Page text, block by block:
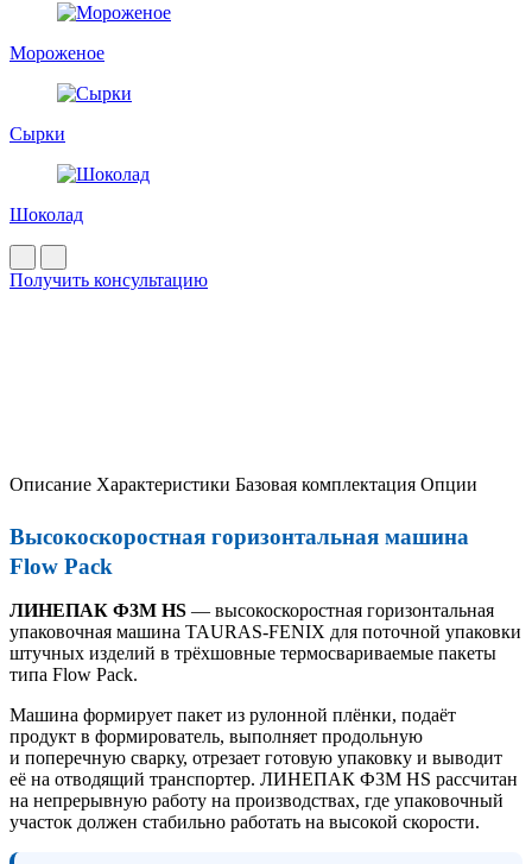
Мороженое
Сырки
Шоколад
Получить консультацию
Описание Характеристики Базовая комплектация Опции
Высокоскоростная горизонтальная машина
Flow Pack
ЛИНЕПАК Ф3М HS — высокоскоростная горизонтальная
упаковочная машина TAURAS-FENIX для поточной упаковки
штучных изделий в трёхшовные термосвариваемые пакеты
типа Flow Pack.
Машина формирует пакет из рулонной плёнки, подаёт
продукт в формирователь, выполняет продольную
и поперечную сварку, отрезает готовую упаковку и выводит
её на отводящий транспортер. ЛИНЕПАК Ф3М HS рассчитан
на непрерывную работу на производствах, где упаковочный
участок должен стабильно работать на высокой скорости.